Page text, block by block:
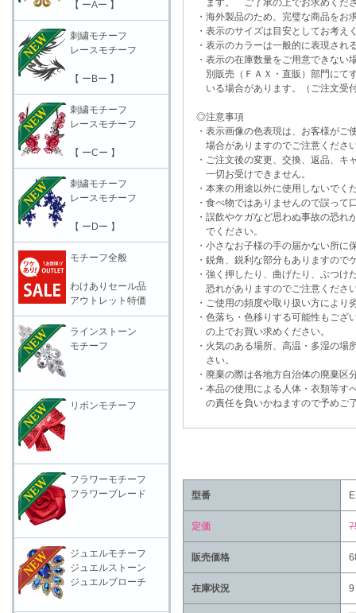
ます。 ご了承の上でお求めくだ
・海外製品のため、完璧な商品をお
・表示のサイズは目安としてお考え
・表示のカラーは一般的に表現され
・表示の在庫数量をご用意できな
別販売（ＦＡＸ・直販）部門にて
いる場合があります。（ご注文受
◎注意事項
・表示画像の色表現は、お客様がご
場合がありますのでご注意くださ
・ご注文後の変更、交換、返品、キ
一切お受けできません。
・本来の用途以外に使用しないでく
・食べ物ではありませんので誤って
・誤飲やケガなど思わぬ事故の恐れ
でください。
・小さなお子様の手の届かない所に
・鋭角、鋭利な部分もありますので
・強く押したり、曲げたり、ぶつけ
恐れがありますのでご注意くださ
・ご使用の頻度や取り扱い方により
・色落ち・色移りする可能性もござ
の上でお買い求めください。
・火気のある場所、高温・多湿の場
さい。
・廃棄の際は各地方自治体の廃棄区
・本品の使用による人体・衣類等す
の責任を負いかねますので予めご
型番
定価
販売価格
在庫状況 9
【 ーAー 】
刺繍モチーフ
レースモチーフ
【 ーBー 】
刺繍モチーフ
レースモチーフ
【 ーCー 】
刺繍モチーフ
レースモチーフ
【 ーDー 】
モチーフ全般
わけありセール品
アウトレット特価
ラインストーン
モチーフ
リボンモチーフ
フラワーモチーフ
フラワーブレード
ジュエルモチーフ
ジュエルストーン
ジュエルブローチ